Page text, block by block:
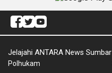
Jelajahi ANTARA News Sumbar
Polhukam